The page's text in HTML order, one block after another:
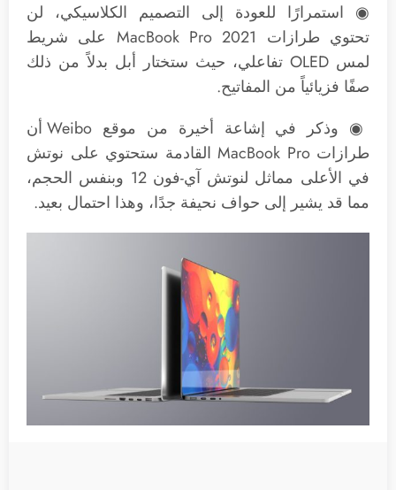
◉ استمرارًا للعودة إلى التصميم الكلاسيكي، لن
تحتوي طرازات 2021 MacBook Pro على شريط
لمس OLED تفاعلي، حيث ستختار أبل بدلاً من ذلك
صفًا فزيائياً من المفاتيح.
◉ وذكر في إشاعة أخيرة من موقع Weibo أن
طرازات MacBook Pro القادمة ستحتوي على نوتش
في الأعلى مماثل لنوتش آي-فون 12 وبنفس الحجم،
مما قد يشير إلى حواف نحيفة جدًا، وهذا احتمال بعيد.